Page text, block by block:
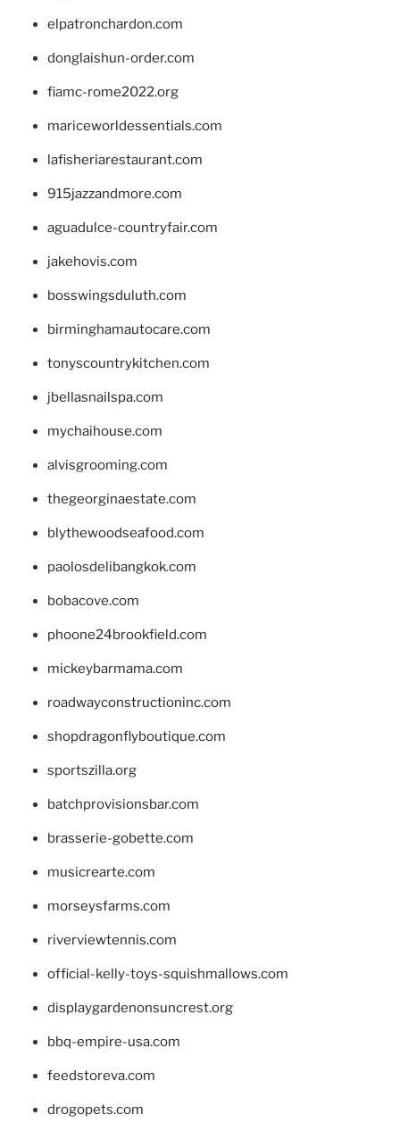
elpatronchardon.com
donglaishun-order.com
fiamc-rome2022.org
mariceworldessentials.com
lafisheriarestaurant.com
915jazzandmore.com
aguadulce-countryfair.com
jakehovis.com
bosswingsduluth.com
birminghamautocare.com
tonyscountrykitchen.com
jbellasnailspa.com
mychaihouse.com
alvisgrooming.com
thegeorginaestate.com
blythewoodseafood.com
paolosdelibangkok.com
bobacove.com
phoone24brookfield.com
mickeybarmama.com
roadwayconstructioninc.com
shopdragonflyboutique.com
sportszilla.org
batchprovisionsbar.com
brasserie-gobette.com
musicrearte.com
morseysfarms.com
riverviewtennis.com
official-kelly-toys-squishmallows.com
displaygardenonsuncrest.org
bbq-empire-usa.com
feedstoreva.com
drogopets.com